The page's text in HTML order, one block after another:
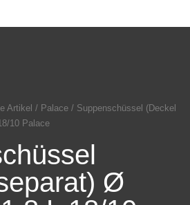
Artikel / Palace / Suppenschüssel (Deckel
10 Palace
Ø